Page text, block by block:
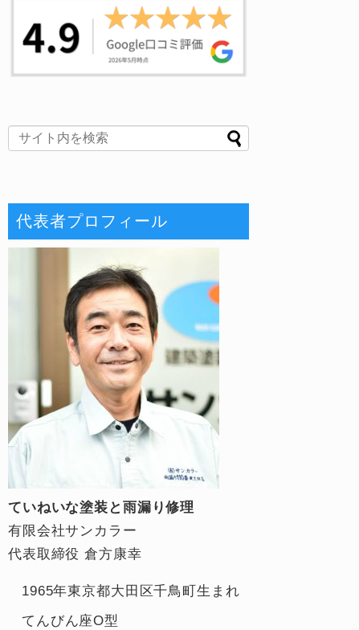
代表者プロフィール
ていねいな塗装と雨漏り修理
有限会社サンカラー
代表取締役 倉方康幸
1965年東京都大田区千鳥町生まれ
てんびん座O型